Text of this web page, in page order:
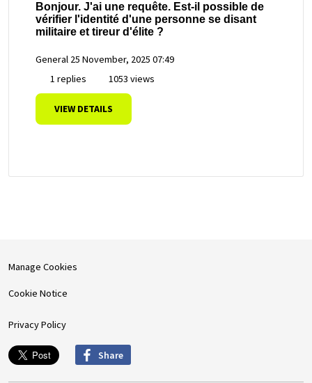
Bonjour. J'ai une requête. Est-il possible de
vérifier l'identité d'une personne se disant
militaire et tireur d'élite ?
General 25 November, 2025 07:49
1 replies
1053 views
VIEW DETAILS
Manage Cookies
Cookie Notice
Privacy Policy
Share